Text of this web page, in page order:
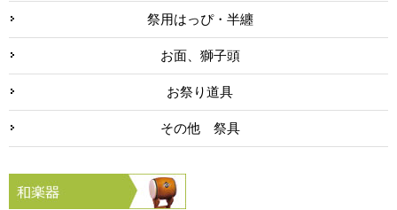
祭用はっぴ・半纏
お面、獅子頭
お祭り道具
その他 祭具